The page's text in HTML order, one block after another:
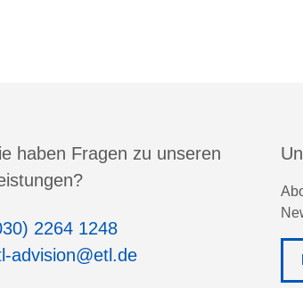
haben Fragen zu unseren
2264 1248
advision@etl.de